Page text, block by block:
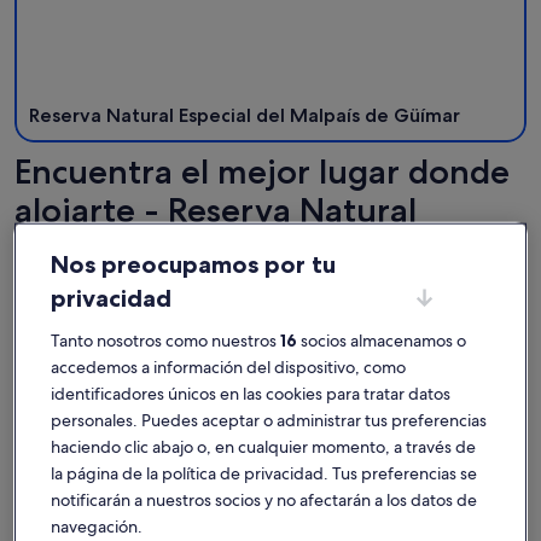
Reserva Natural Especial del Malpaís de Güímar
Encuentra el mejor lugar donde
alojarte - Reserva Natural
Especial del Malpaís de Güímar
Más información sobre The Perfect Base to explore Tenerife
Nos preocupamos por tu
privacidad
Tanto nosotros como nuestros16 socios almacenamos o
accedemos a información del dispositivo, como
identificadores únicos en las cookies para tratar datos
personales. Puedes aceptar o administrar tus preferencias
haciendo clic abajo o, en cualquier momento, a través de
la página de la política de privacidad. Tus preferencias se
notificarán a nuestros socios y no afectarán a los datos de
navegación.